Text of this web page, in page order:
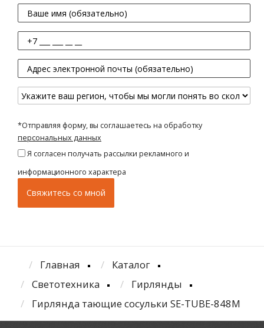
*Отправляя форму, вы соглашаетесь на обработку
персональных данных
Я согласен получать рассылки рекламного и
информационного характера
Главная
Каталог
Светотехника
Гирлянды
Гирлянда тающие сосульки SE-TUBE-848M